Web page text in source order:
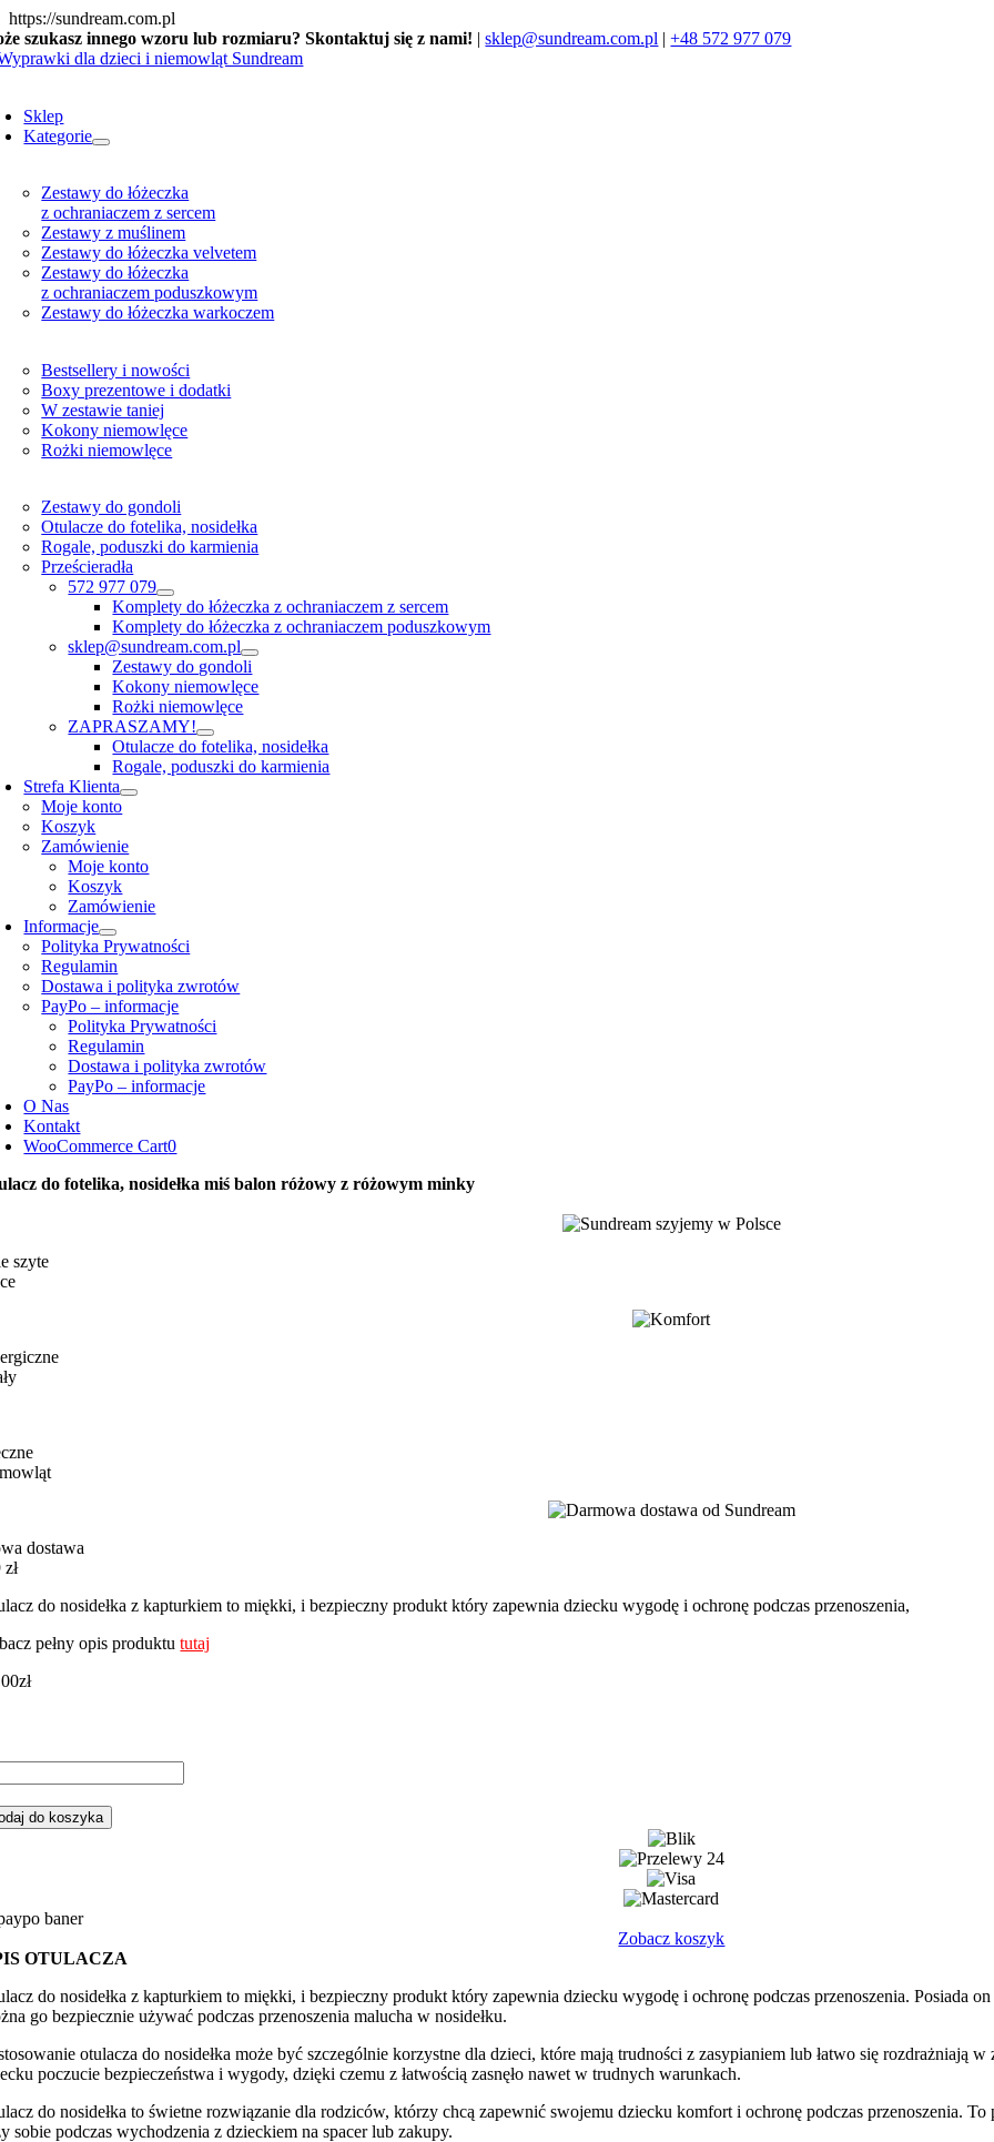
https://sundream.com.pl
to
content
szukasz innego wzoru lub rozmiaru? Skontaktuj się z nami! |sklep@sundream.com.pl |+48 572 977 079
Sklep
Kategorie
Zestawy do łóżeczka
z ochraniaczem z sercem
Zestawy z muślinem
Zestawy do łóżeczka velvetem
Zestawy do łóżeczka
z ochraniaczem poduszkowym
Zestawy do łóżeczka warkoczem
Bestsellery i nowości
Boxy prezentowe i dodatki
W zestawie taniej
Kokony niemowlęce
Rożki niemowlęce
Zestawy do gondoli
Otulacze do fotelika, nosidełka
Rogale, poduszki do karmienia
Prześcieradła
572 977 079
Komplety do łóżeczka z ochraniaczem z sercem
Komplety do łóżeczka z ochraniaczem poduszkowym
sklep@sundream.com.pl
Zestawy do gondoli
Kokony niemowlęce
Rożki niemowlęce
ZAPRASZAMY!
Otulacze do fotelika, nosidełka
Rogale, poduszki do karmienia
Strefa Klienta
Moje konto
Koszyk
Zamówienie
Moje konto
Koszyk
Zamówienie
Informacje
Polityka Prywatności
Regulamin
Dostawa i polityka zwrotów
PayPo – informacje
Polityka Prywatności
Regulamin
Dostawa i polityka zwrotów
PayPo – informacje
O Nas
Kontakt
WooCommerce Cart0
do fotelika, nosidełka miś balon różowy z różowym minky
szyte
dostawa
do nosidełka z kapturkiem to miękki, i bezpieczny produkt który zapewnia dziecku wygodę i ochronę podczas przenoszenia,
pełny opis produktututaj
zł
do koszyka
Zobacz koszyk
OTULACZA
do nosidełka z kapturkiem to miękki, i bezpieczny produkt który zapewnia dziecku wygodę i ochronę podczas przenoszenia. Posiada
go bezpiecznie używać podczas przenoszenia malucha w nosidełku.
otulacza do nosidełka może być szczególnie korzystne dla dzieci, które mają trudności z zasypianiem lub łatwo się rozdrażniają
poczucie bezpieczeństwa i wygody, dzięki czemu z łatwością zasnęło nawet w trudnych warunkach.
do nosidełka to świetne rozwiązanie dla rodziców, którzy chcą zapewnić swojemu dziecku komfort i ochronę podczas przenoszenia.
sobie podczas wychodzenia z dzieckiem na spacer lub zakupy.